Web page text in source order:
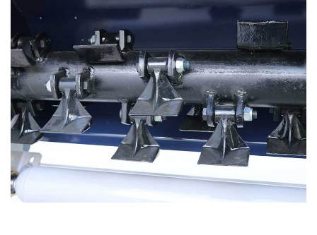
Machines sous vide
Motobineuses
Motoculteurs
Motofaucheuses
Motopompes pour irrigation
Moulins à céréales électriques
Moulins à farine
N
Nettoyeurs et Balais à vapeur
FARMER
FBC
Ferrari Group
Ferroni
Ferrua
FIAC
FIEM
Fimar
Fiorentini